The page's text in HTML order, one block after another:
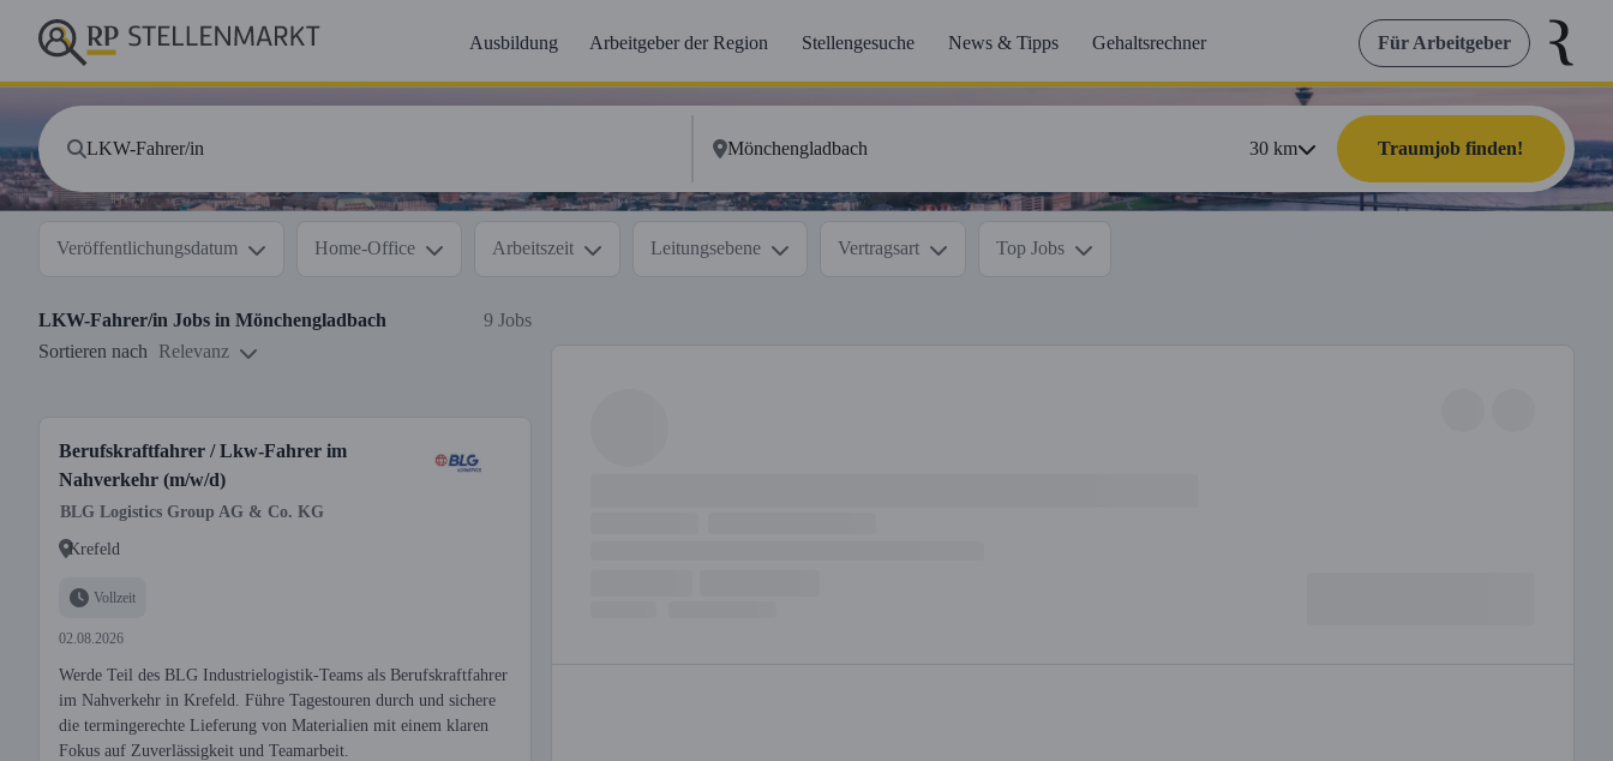
Ausbildung Arbeitgeber der Region Stellengesuche News & Tipps Gehaltsrechner Für Arbeitgeber
30km Traumjob finden!
Veröffentlichungsdatum Home-Office Arbeitszeit Leitungsebene Vertragsart Top Jobs
LKW-Fahrer/in Jobs in Mönchengladbach
9 Jobs
Sortieren nach
Relevanz
Berufskraftfahrer / Lkw-Fahrer im
Nahverkehr (m/w/d)
BLG Logistics Group AG & Co. KG
Krefeld
Vollzeit
02.08.2026
Werde Teil des BLG Industrielogistik-Teams als Berufskraftfahrer
im Nahverkehr in Krefeld. Führe Tagestouren durch und sichere
die termingerechte Lieferung von Materialien mit einem klaren
Fokus auf Zuverlässigkeit und Teamarbeit.